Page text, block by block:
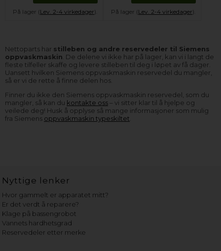
På lager (Lev. 2-4 virkedager). På lager (Lev. 2-4 virkedager).
Nettoparts har stilleben og andre reservedeler til Siemens
oppvaskmaskin . De delene vi ikke har på lager, kan vi i langt de
fleste tilfeller skaffe og levere stilleben til deg i løpet av få dager.
Uansett hvilken Siemens oppvaskmaskin reservedel du mangler,
så er vi de rette å finne delen hos.
Finner du ikke den Siemens oppvaskmaskin reservedel, som du
mangler, så kan du kontakte oss– vi sitter klar til å hjelpe og
veilede deg! Husk å opplyse så mange informasjoner som mulig
fra Siemens oppvaskmaskin typeskiltet
Nyttige lenker
Hvor gammelt er apparatet mitt?
Er det verdt å reparere?
Klage på bassengrobot
Vannets hardhetsgrad
Reservedeler etter merke